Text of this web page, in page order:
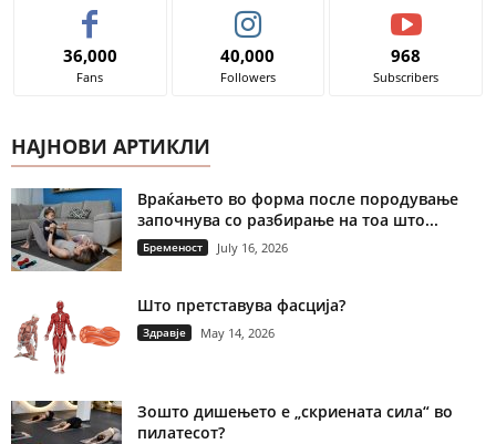
36,000
Fans
40,000
Followers
968
Subscribers
НАЈНОВИ АРТИКЛИ
Враќањето во форма после породување
започнува со разбирање на тоа што...
Бременост July 16, 2026
Што претставува фасција?
Здравје May 14, 2026
Зошто дишењето е „скриената сила“ во
пилатесот?